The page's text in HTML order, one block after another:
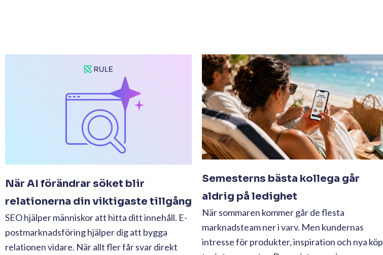
När AI förändrar söket blir
relationerna din viktigaste tillgång
SEO hjälper människor att hitta ditt innehåll. E-
postmarknadsföring hjälper dig att bygga
relationen vidare. När allt fler får svar direkt
Semesterns bästa kollega går
aldrig på ledighet
När sommaren kommer går de flesta
marknadsteam ner i varv. Men kundernas
intresse för produkter, inspiration och nya köp